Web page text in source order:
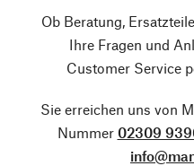
Ob Beratung,
Ihre Fragen und
Customer Service
Sie erreichen uns von
Nummer 02309